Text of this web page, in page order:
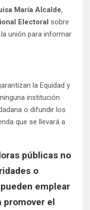
María Alcalde,
Electoral sobre
unión para informar
la Equidad y
institución
o difundir los
que se llevará a
públicas no
o
emplear
promover el